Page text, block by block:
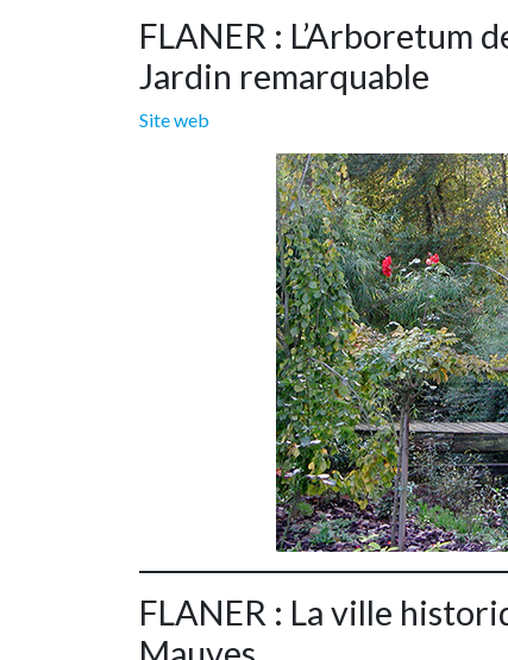
FLANER : L’Arboretum
Jardin remarquable
Site web
FLANER : La ville